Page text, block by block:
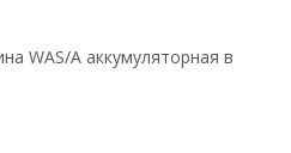
WAS/A аккумуляторная в